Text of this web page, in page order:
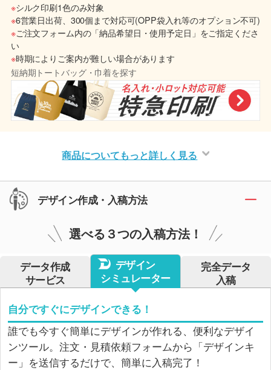
※シルク印刷1色のみ対象
※6営業日出荷、300個まで対応可(OPP袋入れ等のオプション不可)
※ご注文フォーム内の「納品希望日・使用予定日」をご指定くださ
い
※時期によりご案内が難しい場合があります
短納期トートバッグ・巾着を探す
商品についてもっと詳しく見る
デザイン作成・入稿方法
選べる３つの入稿方法！
データ作成
サービス
デザイン
シミュレーター
完全データ
入稿
自分ですぐにデザインできる！
誰でも今すぐ簡単にデザインが作れる、便利なデザイ
ンツール。注文・見積依頼フォームから「デザインキ
ー」を送信するだけで、簡単に入稿完了！